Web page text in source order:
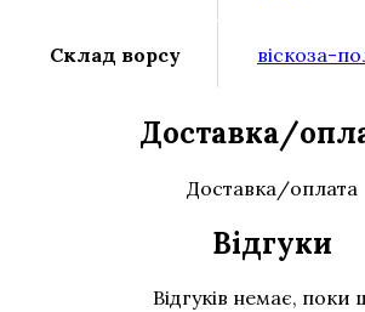
Склад ворсу віскоза-
Доставка/
Доставка/оплата
Відгуки
Відгуків немає, поки